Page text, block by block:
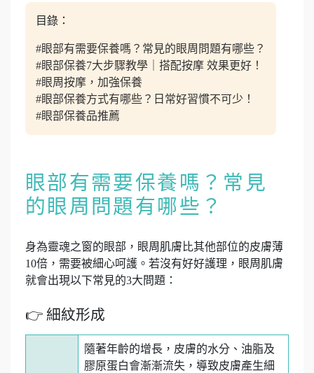
目錄：
#眼部有需要保養嗎？常見的眼周問題有哪些？
#眼部保養7大步驟教學｜搭配按摩 效果更好！
#眼周按摩，加強保養
#眼部保養方式有哪些？日常好習慣不可少！
#眼部保養品推薦
眼部有需要保養嗎？常見
的眼周問題有哪些？
身為靈魂之窗的眼部，眼周肌膚比其他部位的皮膚薄
10倍，需要被細心呵護。若沒有好好護理，眼周肌膚
就會出現以下常見的3大問題：
👉 細紋形成
隨著年齡的增長，皮膚的水分、油脂及
膠原蛋白會漸漸流失，導致皮膚產生細